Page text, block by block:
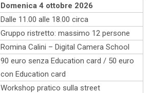
Domenica 4 ottobre 2026
Dalle 11.00 alle 18.00 circa
Gruppo ristretto: massimo 12 persone
Romina Calini – Digital Camera School
90 euro senza Education card / 50 euro
con Education card
Workshop pratico sulla street